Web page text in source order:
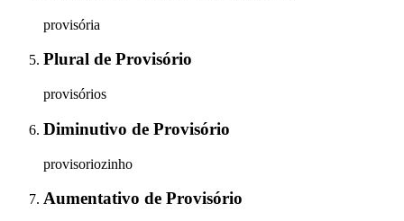
provisória
Plural de Provisório
provisórios
Diminutivo de Provisório
provisoriozinho
Aumentativo de Provisório